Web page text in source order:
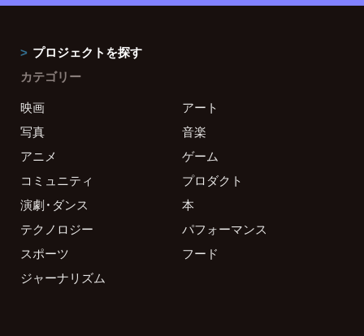
プロジェクトを探す
カテゴリー
映画
アート
写真
音楽
アニメ
ゲーム
コミュニティ
プロダクト
演劇・ダンス
本
テクノロジー
パフォーマンス
スポーツ
フード
ジャーナリズム